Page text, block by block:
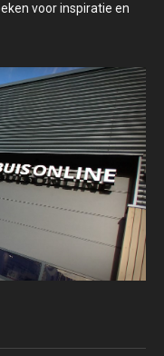
voor inspiratie en